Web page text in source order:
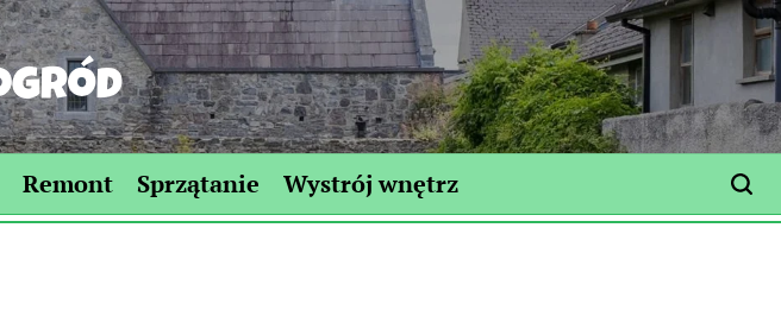
Remont Sprzątanie Wystrój wnętrz